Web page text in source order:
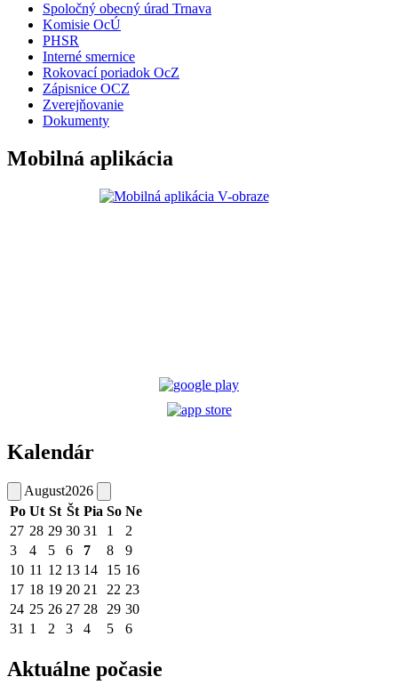
Spoločný obecný úrad Trnava
Komisie OcÚ
PHSR
Interné smernice
Rokovací poriadok OcZ
Zápisnice OCZ
Zverejňovanie
Dokumenty
Mobilná aplikácia
Kalendár
August2026
Po Ut St Št Pia So Ne
27 28 29 30 31 1
2
3
4 5 6 7 8
9
10 11 12 13 14 15 16
17 18 19 20 21 22 23
24 25 26 27 28 29 30
31 1 2 3 4 5 6
Aktuálne počasie